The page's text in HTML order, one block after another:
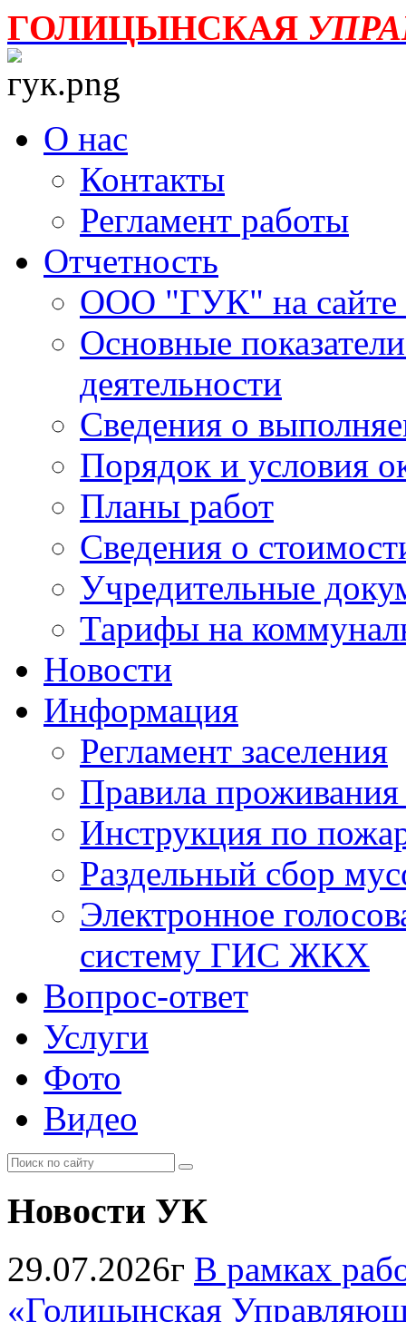
ГОЛИЦЫНСКАЯ
О нас
Контакты
Регламент работы
Отчетность
ООО "ГУК" на
Основные
деятельности
Сведения о
Порядок и условия
Планы работ
Сведения о
Учредительные
Тарифы на
Новости
Информация
Регламент заселения
Правила
Инструкция по
Раздельный сбор
Электронное
систему ГИС ЖКХ
Вопрос-ответ
Услуги
Фото
Видео
Новости УК
29.07.2026г В рамках
«Голицынская